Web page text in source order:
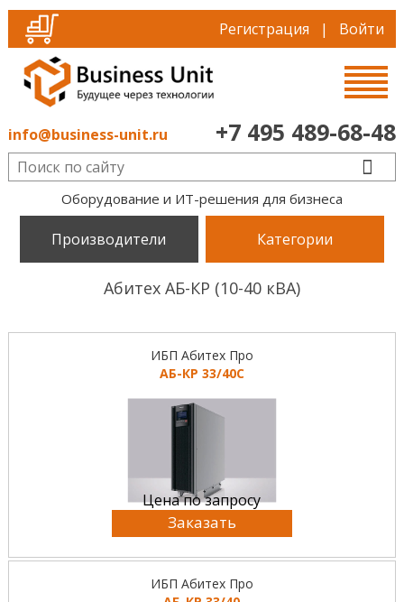
Регистрация | Войти
info@business-unit.ru +7 495 489-68-48
Оборудование и ИТ-решения для бизнеса
Производители Категории
Абитех АБ-КР (10-40 кВА)
ИБП Абитех Про
АБ-КР 33/40С
Цена по запросу
Заказать
ИБП Абитех Про